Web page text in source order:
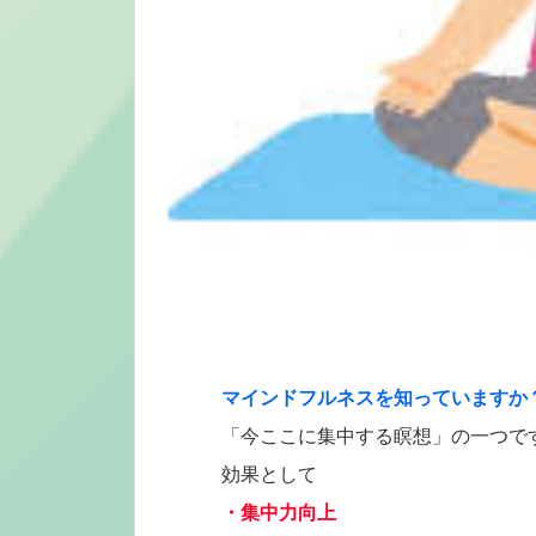
マインドフルネスを知っていますか
「今ここに集中する瞑想」の一つで
効果として
・集中力向上